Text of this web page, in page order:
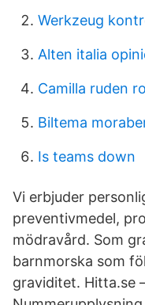
Werkzeug
Alten italia
Camilla ruden
Biltema
Is teams down
Vi erbjuder
preventivmedel,
mödravård. Som
barnmorska som
graviditet. Hitta.se